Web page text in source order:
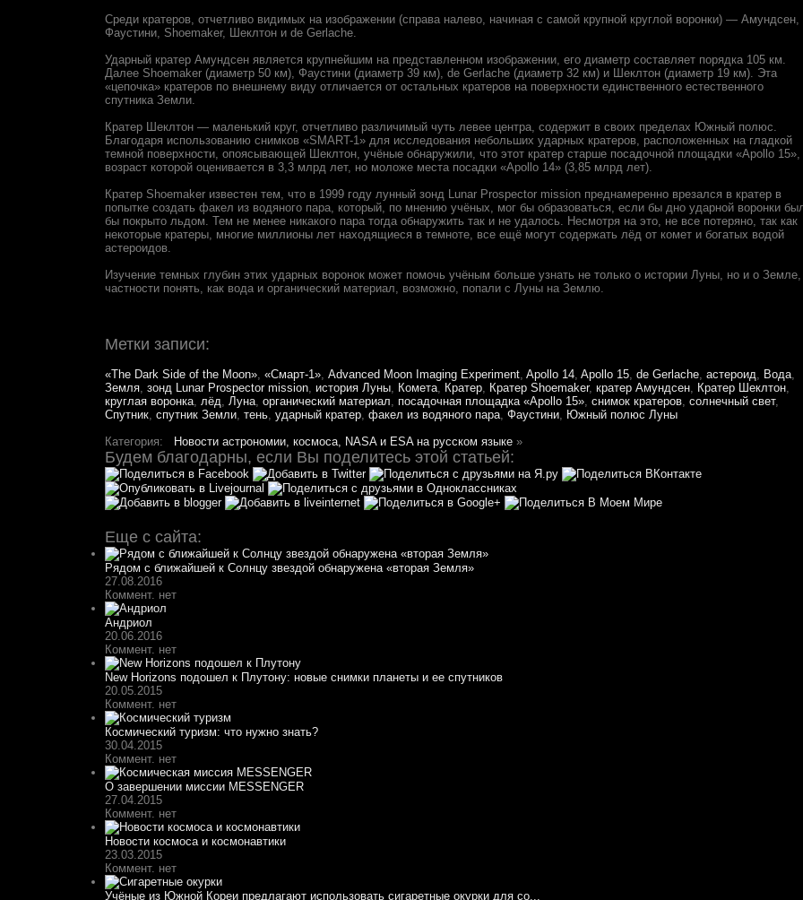
Среди кратеров, отчетливо видимых на изображении (справа налево, начиная с самой крупной круглой воронки) — Амундсен,
Фаустини, Shoemaker, Шеклтон и de Gerlache.
Ударный кратер Амундсен является крупнейшим на представленном изображении, его диаметр составляет порядка 105 км.
Далее Shoemaker (диаметр 50 км), Фаустини (диаметр 39 км), de Gerlache (диаметр 32 км) и Шеклтон (диаметр 19 км). Эта
«цепочка» кратеров по внешнему виду отличается от остальных кратеров на поверхности единственного естественного
спутника Земли.
Кратер Шеклтон — маленький круг, отчетливо различимый чуть левее центра, содержит в своих пределах Южный полюс.
Благодаря использованию снимков «SMART-1» для исследования небольших ударных кратеров, расположенных на гладкой
темной поверхности, опоясывающей Шеклтон, учёные обнаружили, что этот кратер старше посадочной площадки «Apollo 15»,
возраст которой оценивается в 3,3 млрд лет, но моложе места посадки «Apollo 14» (3,85 млрд лет).
Кратер Shoemaker известен тем, что в 1999 году лунный зонд Lunar Prospector mission преднамеренно врезался в кратер в
попытке создать факел из водяного пара, который, по мнению учёных, мог бы образоваться, если бы дно ударной воронки
бы покрыто льдом. Тем не менее никакого пара тогда обнаружить так и не удалось. Несмотря на это, не все потеряно, так как
некоторые кратеры, многие миллионы лет находящиеся в темноте, все ещё могут содержать лёд от комет и богатых водой
астероидов.
Изучение темных глубин этих ударных воронок может помочь учёным больше узнать не только о истории Луны, но и о
частности понять, как вода и органический материал, возможно, попали с Луны на Землю.
Метки записи:
«The Dark Side of the Moon», «Смарт-1», Advanced Moon Imaging Experiment, Apollo 14, Apollo 15, de Gerlache, астероид, Вода,
Земля, зонд Lunar Prospector mission, история Луны, Комета, Кратер, Кратер Shoemaker, кратер Амундсен, Кратер Шеклтон,
круглая воронка, лёд, Луна, органический материал, посадочная площадка «Apollo 15», снимок кратеров, солнечный свет,
Спутник, спутник Земли, тень, ударный кратер, факел из водяного пара, Фаустини, Южный полюс Луны
Категория:
Новости астрономии, космоса, NASA и ESA на русском языке »
Будем благодарны, если Вы поделитесь этой статьей:
Еще с сайта:
Рядом с ближайшей к Солнцу звездой обнаружена «вторая Земля»
27.08.2016
Коммент. нет
Андриол
20.06.2016
Коммент. нет
New Horizons подошел к Плутону: новые снимки планеты и ее спутников
20.05.2015
Коммент. нет
Космический туризм: что нужно знать?
30.04.2015
Коммент. нет
О завершении миссии MESSENGER
27.04.2015
Коммент. нет
Новости космоса и космонавтики
23.03.2015
Коммент. нет
Учёные из Южной Кореи предлагают использовать сигаретные окурки для со...